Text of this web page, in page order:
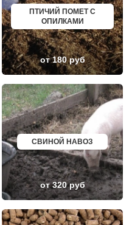
ИСКИТИМ
СЫСЕРТЬ
КЫЗЫЛ
МИХАЙЛОВКА
АКСАЙ
ПЕРЕСЛАВЛЬ ЗАЛЕССКИЙ
ЖУКОВ
КУРЧАТОВ
УГЛИЧ
ШЕБЕКИНО
БЕЛОВО
СОКОЛ
ОЗЕРСК
ОКТЯБРЬСК
КИМРЫ
КОТЛАС
УСТЬ ИЛИМСК
ШАДРИНСК
ДАНКОВ
МИЧУРИНСК
ВЯЗНИКИ
ГОРОДЕЦ
САСОВО
ПТИЧИЙ ПОМЕТ С
ОПИЛКАМИ
от 180 руб
СВИНОЙ НАВОЗ
от 320 руб